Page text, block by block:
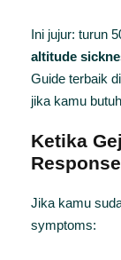
Ini jujur: turun
altitude
Guide terbaik
jika kamu
Ketika
Response
Jika kamu
symptoms: